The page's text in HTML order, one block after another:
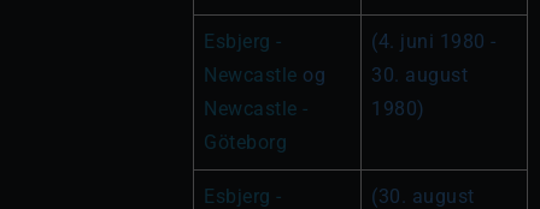
Esbjerg -
Newcastle
Newcastle -
Göteborg
(4. juni 1980 -
30. august
1980)
Esbjerg -
(30. august